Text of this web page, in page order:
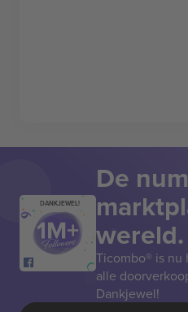
DANKJEWEL!
De
wereld.
Ticombo® is nu
alle
Dankjewel!